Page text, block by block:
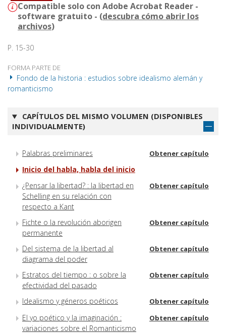
Compatible solo con Adobe Acrobat Reader -
software gratuito - (descubra cómo abrir los
archivos)
P. 15-30
FORMA PARTE DE
Fondo de la historia : estudios sobre idealismo alemán y
romanticismo
CAPÍTULOS DEL MISMO VOLUMEN (DISPONIBLES
INDIVIDUALMENTE)
Palabras preliminares Obtener capítulo
Inicio del habla, habla del inicio
¿Pensar la libertad? : la libertad en
Schelling en su relación con
respecto a Kant
Obtener capítulo
Fichte o la revolución aborigen
permanente
Obtener capítulo
Del sistema de la libertad al
diagrama del poder
Obtener capítulo
Estratos del tiempo : o sobre la
efectividad del pasado
Obtener capítulo
Idealismo y géneros poéticos Obtener capítulo
El yo poético y la imaginación :
variaciones sobre el Romanticismo
Obtener capítulo